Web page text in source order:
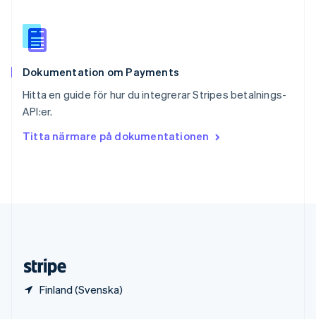
Dokumentation om Payments
Hitta en guide för hur du integrerar Stripes betalnings-
API:er.
Titta närmare på dokumentationen
Finland (Svenska)
Español
Storbritannien
Sverige
Thailand
ไทย
English